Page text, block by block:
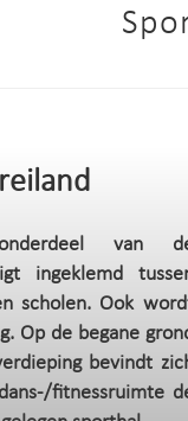
van
ingeklemd
scholen. Ook
Op de begane
bevindt
fitnessruimte